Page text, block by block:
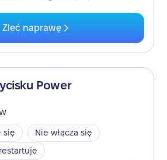
Zleć naprawę
Power
się
Nie włącza się